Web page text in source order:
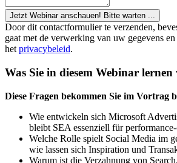
Jetzt Webinar anschauen! Bitte warten ...
Door dit contactformulier te verzenden,
gaat met de verwerking van uw gegevens
het privacybeleid.
Was Sie in diesem Webinar lernen
Diese Fragen bekommen Sie im Vortrag
Wie entwickeln sich Microsoft
bleibt SEA essenziell für
Welche Rolle spielt Social Media im
wie lassen sich Inspiration und
Warum ist die Verzahnung von